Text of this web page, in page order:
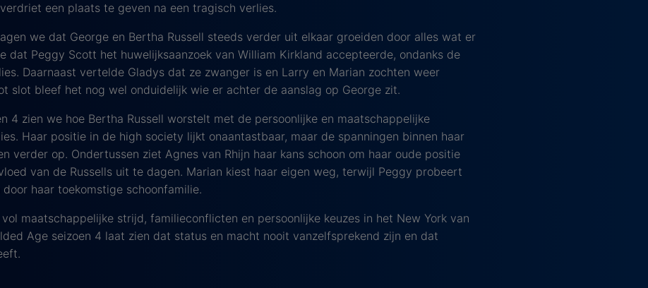
een plaats te geven na een tragisch verlies.
we dat George en Bertha Russell steeds verder uit elkaar groeiden door alles wat er
dat Peggy Scott het huwelijksaanzoek van William Kirkland accepteerde, ondanks de
Daarnaast vertelde Gladys dat ze zwanger is en Larry en Marian zochten weer
slot bleef het nog wel onduidelijk wie er achter de aanslag op George zit.
4 zien we hoe Bertha Russell worstelt met de persoonlijke en maatschappelijke
Haar positie in de high society lijkt onaantastbaar, maar de spanningen binnen haar
verder op. Ondertussen ziet Agnes van Rhijn haar kans schoon om haar oude positie
van de Russells uit te dagen. Marian kiest haar eigen weg, terwijl Peggy probeert
haar toekomstige schoonfamilie.
maatschappelijke strijd, familieconflicten en persoonlijke keuzes in het New York van
Age seizoen 4 laat zien dat status en macht nooit vanzelfsprekend zijn en dat